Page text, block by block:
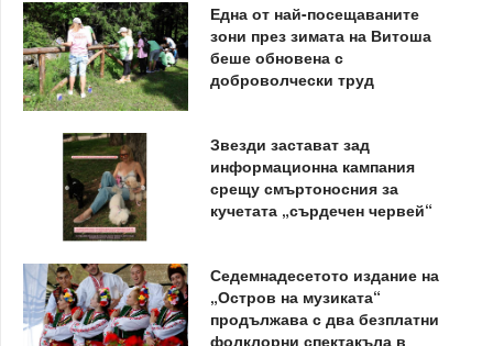
Една от най-посещаваните
зони през зимата на Витоша
беше обновена с
доброволчески труд
Звезди застават зад
информационна кампания
срещу смъртоносния за
кучетата „сърдечен червей“
Седемнадесетото издание на
„Остров на музиката“
продължава с два безплатни
фолклорни спектакъла в